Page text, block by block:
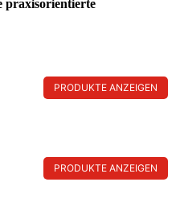
praxisorientierte
PRODUKTE ANZEIGEN
PRODUKTE ANZEIGEN